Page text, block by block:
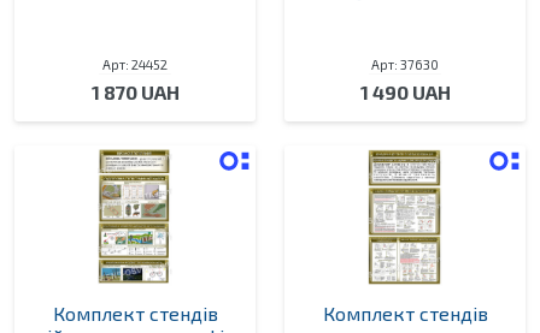
Арт: 24452
1 870 UAH
Арт: 37630
1 490 UAH
Комплект стендів
Комплект стендів